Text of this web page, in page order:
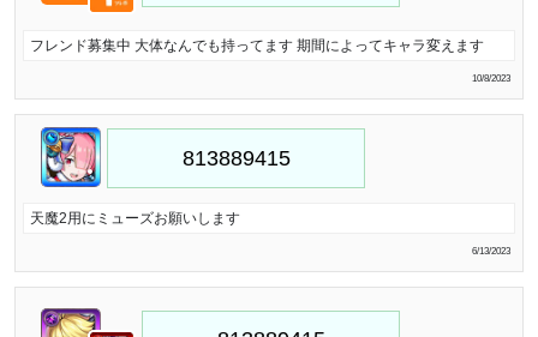
フレンド募集中 大体なんでも持ってます 期間によってキャラ変えます
10/8/2023
天魔2用にミューズお願いします
6/13/2023